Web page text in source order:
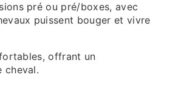
pré ou pré/boxes, avec
puissent bouger et vivre
offrant un
cheval.